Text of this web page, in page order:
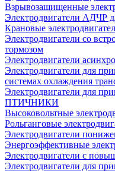
Взрывозащищенные
Электродвигатели АДЧР
Крановые
Электродвигатели со
тормозом
Электродвигатели
Электродвигатели для
системах охлаждения
Электродвигатели для
ПТИЧНИКИ
Высоковольтные
Рольганговые
Электродвигатели
Энергоэффективные
Электродвигатели с
Электродвигатели для